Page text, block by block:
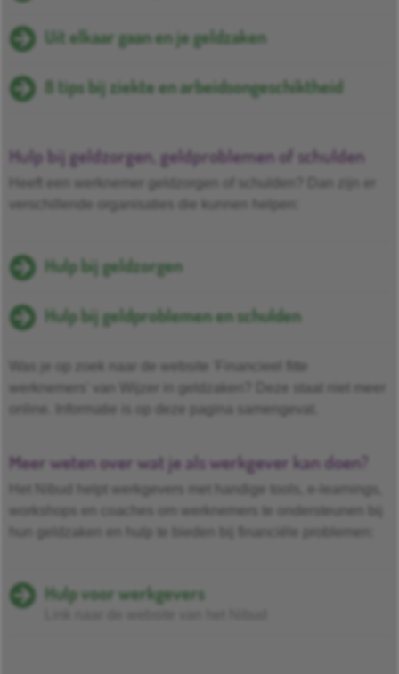
Uit elkaar gaan en je geldzaken
8 tips bij ziekte en arbeidsongeschiktheid
Hulp bij geldzorgen, geldproblemen of schulden
Heeft een werknemer geldzorgen of schulden? Dan zijn er
Hulp bij geldzorgen
Hulp bij geldproblemen en schulden
werknemers' van Wijzer in geldzaken? Deze staat niet meer
online. Informatie is op deze pagina samengevat.
Meer weten over wat je als werkgever kan doen?
Het Nibud helpt werkgevers met handige tools, e-learnings,
workshops en coaches om werknemers te ondersteunen bij
hun geldzaken en hulp te bieden bij financiële problemen:
Hulp voor werkgevers